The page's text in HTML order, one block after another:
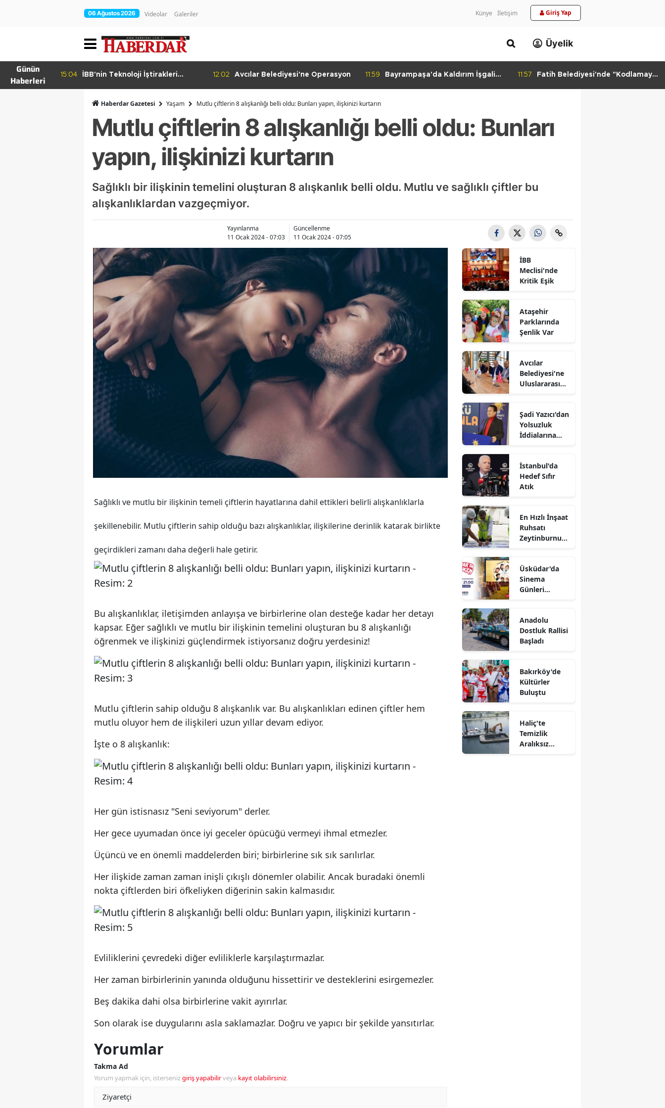
06 Ağustos 2026 Videolar Galeriler Künye İletişim Giriş Yap
Üyelik
Günün
Haberleri
Bamyası
15:04
İBB'nin Teknoloji İştirakleri
12:02 Avcılar Belediyesi'ne Operasyon 11:59
Bayrampaşa'da Kaldırım İşgali
11:57
Fatih Belediyesi'nde "Kodlamaya
Haberdar Gazetesi Yaşam Mutlu çiftlerin 8 alışkanlığı belli oldu: Bunları yapın, ilişkinizi kurtarın
Mutlu çiftlerin 8 alışkanlığı belli oldu: Bunları
yapın, ilişkinizi kurtarın
Sağlıklı bir ilişkinin temelini oluşturan 8 alışkanlık belli oldu. Mutlu ve sağlıklı çiftler bu
alışkanlıklardan vazgeçmiyor.
Yayınlanma
11 Ocak 2024 - 07:03
Güncellenme
11 Ocak 2024 - 07:05
Sağlıklı ve mutlu bir ilişkinin temeli çiftlerin hayatlarına dahil ettikleri belirli alışkanlıklarla
şekillenebilir. Mutlu çiftlerin sahip olduğu bazı alışkanlıklar, ilişkilerine derinlik katarak birlikte
geçirdikleri zamanı daha değerli hale getirir.
Bu alışkanlıklar, iletişimden anlayışa ve birbirlerine olan desteğe kadar her detayı
kapsar. Eğer sağlıklı ve mutlu bir ilişkinin temelini oluşturan bu 8 alışkanlığı
öğrenmek ve ilişkinizi güçlendirmek istiyorsanız doğru yerdesiniz!
Mutlu çiftlerin sahip olduğu 8 alışkanlık var. Bu alışkanlıkları edinen çiftler hem
mutlu oluyor hem de ilişkileri uzun yıllar devam ediyor.
İşte o 8 alışkanlık:
Her gün istisnasız "Seni seviyorum" derler.
Her gece uyumadan önce iyi geceler öpücüğü vermeyi ihmal etmezler.
Üçüncü ve en önemli maddelerden biri; birbirlerine sık sık sarılırlar.
Her ilişkide zaman zaman inişli çıkışlı dönemler olabilir. Ancak buradaki önemli
nokta çiftlerden biri öfkeliyken diğerinin sakin kalmasıdır.
Evliliklerini çevredeki diğer evliliklerle karşılaştırmazlar.
Her zaman birbirlerinin yanında olduğunu hissettirir ve desteklerini esirgemezler.
Beş dakika dahi olsa birbirlerine vakit ayırırlar.
Son olarak ise duygularını asla saklamazlar. Doğru ve yapıcı bir şekilde yansıtırlar.
Yorumlar
Takma Ad
Yorum yapmak için, istersenizgiriş yapabilirveya kayıt olabilirsiniz.
İBB
Meclisi'nde
Kritik Eşik
Ataşehir
Parklarında
Şenlik Var
Avcılar
Belediyesi'ne
Uluslararası
Şadi Yazıcı'dan
Yolsuzluk
İddialarına
İstanbul'da
Hedef Sıfır
Atık
En Hızlı İnşaat
Ruhsatı
Zeytinburnu
Üsküdar'da
Sinema
Günleri
Anadolu
Dostluk Rallisi
Başladı
Bakırköy'de
Kültürler
Buluştu
Haliç'te
Temizlik
Aralıksız